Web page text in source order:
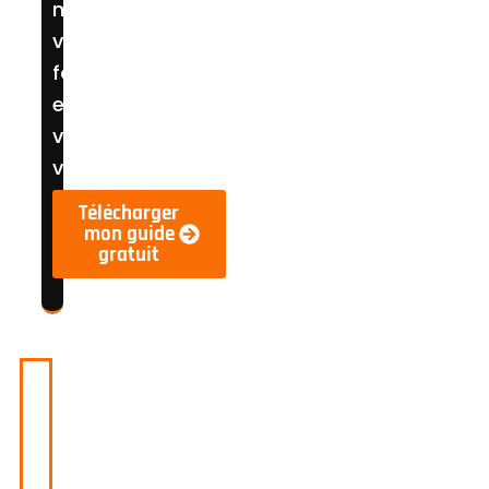
musculaires,
votre
force
et
votre
vitalité.
Télécharger
mon guide
gratuit